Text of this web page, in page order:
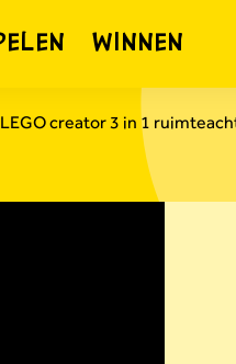
WINNEN
creator 3 in 1